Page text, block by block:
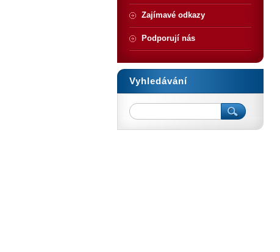
Zajímavé odkazy
Podporují nás
Vyhledávání